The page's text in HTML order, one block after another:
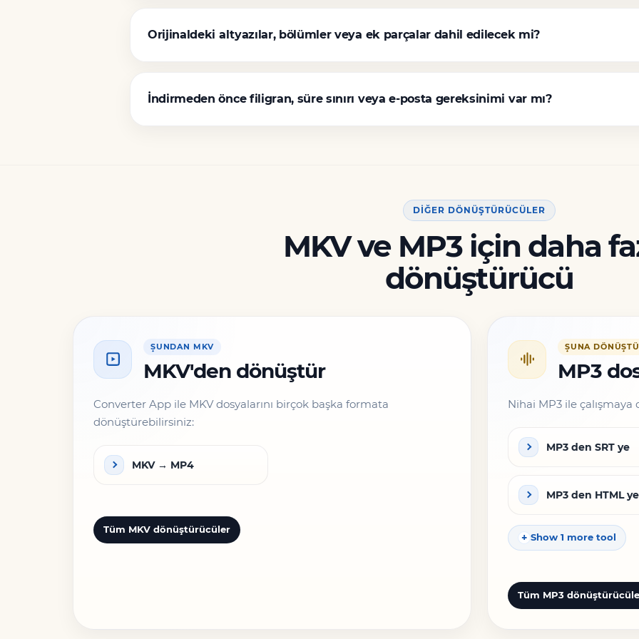
Orijinaldeki altyazılar, bölümler veya ek parçalar dahil edilecek mi?
İndirmeden önce filigran, süre sınırı veya e-posta gereksinimi var mı?
DIĞER DÖNÜŞTÜRÜCÜLER
MKV ve MP3 için daha
dönüştürücü
ŞUNDAN MKV
MKV'den dönüştür
Converter App ile MKV dosyalarını birçok başka formata
dönüştürebilirsiniz:
MKV → MP4
Tüm MKV dönüştürücüler
ŞUNA
MP3
Nihai MP3 ile
MP3 den SRT ye
MP3 den HTML ye
Show 1 more tool
Tüm MP3